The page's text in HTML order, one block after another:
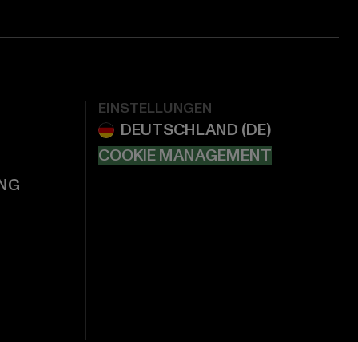
EINSTELLUNGEN
COOKIE MANAGEMENT